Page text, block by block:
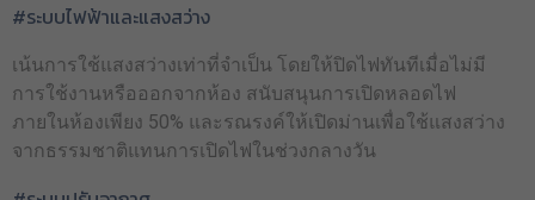
#ระบบไฟฟ้าและแสงสว่าง
เน้นการใช้แสงสว่างเท่าที่จำเป็น โดยให้ปิดไฟทันทีเมื่อไม่มี
การใช้งานหรือออกจากห้อง สนับสนุนการเปิดหลอดไฟ
ภายในห้องเพียง 50% และรณรงค์ให้เปิดม่านเพื่อใช้แสงสว่าง
จากธรรมชาติแทนการเปิดไฟในช่วงกลางวัน